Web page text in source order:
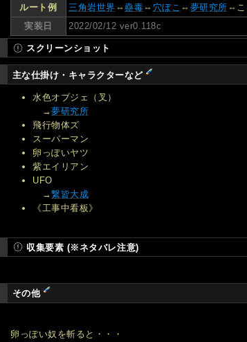
ルート例
三角岩世界 ⇔蠱毒 ⇔ 穴ぼこ ⇔ 夢研究所 ⇔こ
実装日
2022/02/12 ver0.118c
スクリーンショット
主な仕掛け・キャラクターなど
水色オブジェ（叉）
→夢研究所
飛行物体ズ
スーパーマン
卵っぽいヤツ
紫エイリアン
UFO
→繋皆大成
《工事中看板》
収集要素 (※ネタバレ注意)
その他
卵っぽい奴を斬ると・・・